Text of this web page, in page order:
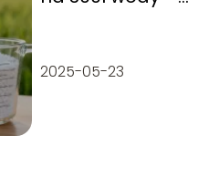
2025-05-23